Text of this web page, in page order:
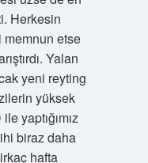
Herkesin
etse
Yalan
yeni reyting
yüksek
yaptığımız
biraz daha
hafta